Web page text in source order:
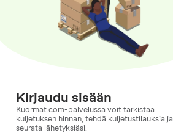
Kirjaudu sisään
Kuormat.com-palvelussa voit tarkistaa
kuljetuksen hinnan, tehdä kuljetustilauksia ja
seurata lähetyksiäsi.